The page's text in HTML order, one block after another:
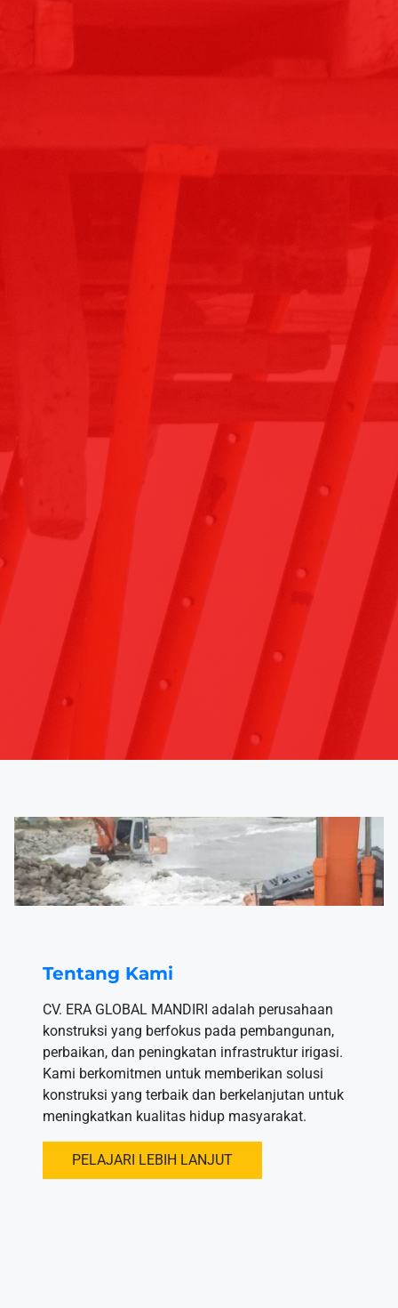
Tentang Kami
CV. ERA GLOBAL MANDIRI adalah perusahaan
konstruksi yang berfokus pada pembangunan,
perbaikan, dan peningkatan infrastruktur irigasi.
Kami berkomitmen untuk memberikan solusi
konstruksi yang terbaik dan berkelanjutan untuk
meningkatkan kualitas hidup masyarakat.
PELAJARI LEBIH LANJUT